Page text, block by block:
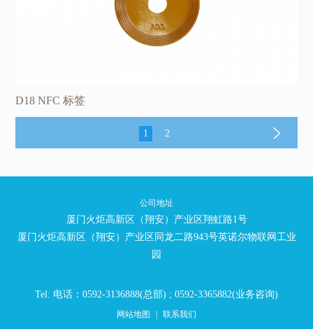
D18 NFC 标签
1 2
公司地址
厦门火炬高新区（翔安）产业区翔虹路1号
厦门火炬高新区（翔安）产业区同龙二路943号英诺尔物联网工业
园
Tel: 电话：0592-3136888(总部) ; 0592-3365882(业务咨询)
网站地图 | 联系我们